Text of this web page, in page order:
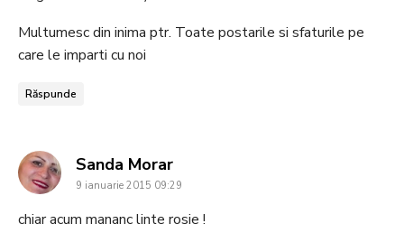
Multumesc din inima ptr. Toate postarile si sfaturile pe
care le imparti cu noi
Răspunde
Sanda Morarsays:
9 ianuarie 2015 09:29
chiar acum mananc linte rosie !